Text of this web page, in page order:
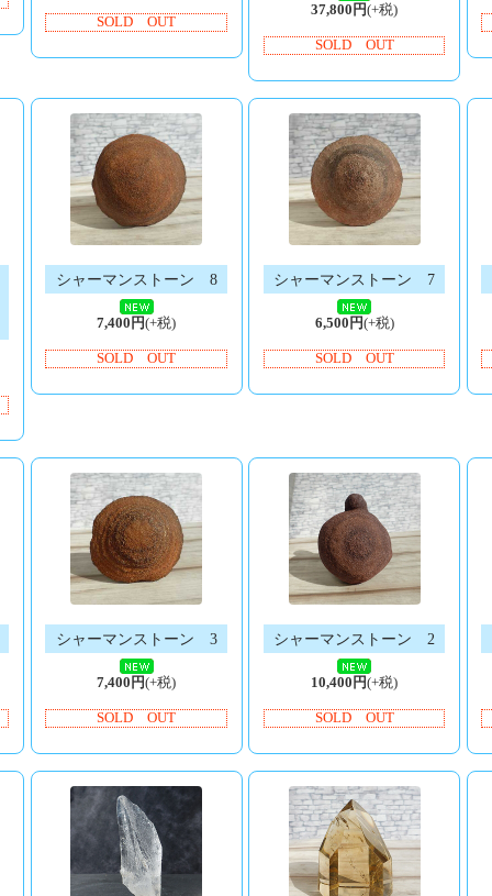
SOLD OUT
37,800円(+税)
SOLD OUT
シャーマンストーン 8
7,400円(+税)
SOLD OUT
シャーマンストーン 7
6,500円(+税)
SOLD OUT
シャーマンストーン 3
7,400円(+税)
SOLD OUT
シャーマンストーン 2
10,400円(+税)
SOLD OUT